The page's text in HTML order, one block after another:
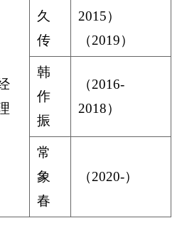
久
传
2015）
（2019）
韩
作
振
（2016-
2018）
常
象
春
（2020-）